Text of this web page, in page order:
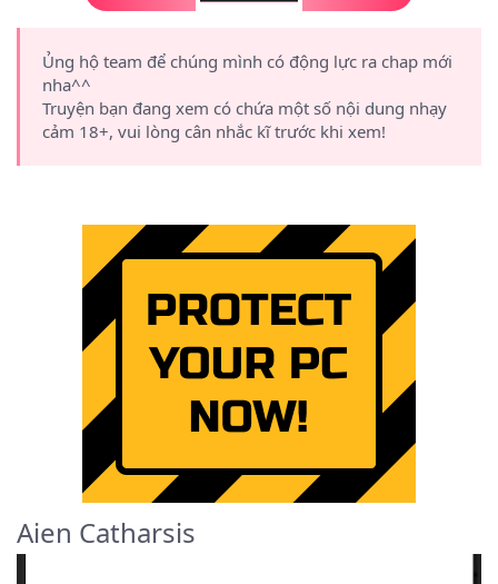
Ủng hộ team để chúng mình có động lực ra chap mới
nha^^
Truyện bạn đang xem có chứa một số nội dung nhạy
cảm 18+, vui lòng cân nhắc kĩ trước khi xem!
Aien Catharsis